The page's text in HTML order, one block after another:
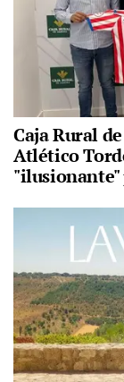
Caja Rural
Atlético
"ilusionante"